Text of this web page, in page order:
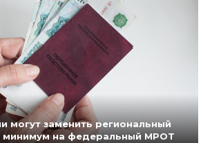
могут заменить региональный
минимум на федеральный МРОТ